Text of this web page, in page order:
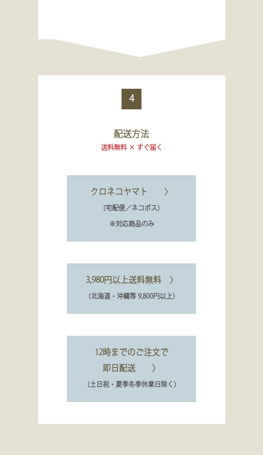
4
配送方法
送料無料 × すぐ届く
クロネコヤマト 〉
（宅配便／ネコポス）
※対応商品のみ
3,980円以上送料無料 〉
（北海道・沖縄等 9,800円以上）
12時までのご注文で
即日配送 〉
（土日祝・夏季冬季休業日除く）